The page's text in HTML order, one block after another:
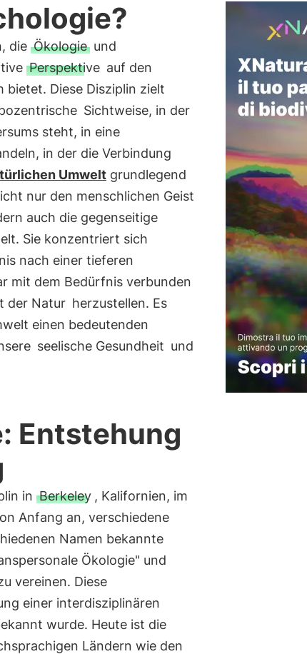
die Ökologieund
Perspektive auf den
bietet. Diese Disziplin zielt
Sichtweise, in der
steht, in eine
in der die Verbindung
Umweltgrundlegend
nur den menschlichen Geist
auch die gegenseitige
Sie konzentriert sich
nach einer tieferen
mit dem Bedürfnis verbunden
der Natur herzustellen. Es
einen bedeutenden
seelische Gesundheit und
Entstehung
in Berkeley , Kalifornien, im
Anfang an, verschiedene
Namen bekannte
Ökologie" und
vereinen. Diese
einer interdisziplinären
wurde. Heute ist die
Ländern wie den